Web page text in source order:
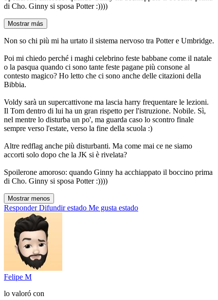
di Cho. Ginny si sposa Potter :))))
Mostrar más
Non so chi più mi ha urtato il sistema nervoso tra Potter e Umbridge.
Poi mi chiedo perché i maghi celebrino feste babbane come il natale
o la pasqua quando ci sono tante feste pagane più consone al
contesto magico? Ho letto che ci sono anche delle citazioni della
Bibbia.
Voldy sarà un supercattivone ma lascia harry frequentare le lezioni.
Il Tom dentro di lui ha un gran rispetto per l'istruzione. Nobile. Sì,
nel mentre lo disturba un po', ma guarda caso lo scontro finale
sempre verso l'estate, verso la fine della scuola :)
Altre redflag anche più disturbanti. Ma come mai ce ne siamo
accorti solo dopo che la JK si è rivelata?
Spoilerone amoroso: quando Ginny ha acchiappato il boccino prima
di Cho. Ginny si sposa Potter :))))
Mostrar menos
Responder Difundir estado Me gusta estado
Felipe M
lo valoró con